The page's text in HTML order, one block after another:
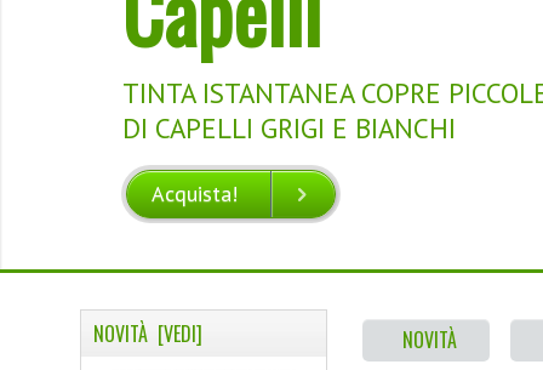
TINTA ISTANTANEA COPRE
DI CAPELLI GRIGI E BIANCHI
Acquista! VEDI
APPREZZATO PER LE SUE
NUTRITIVE, COSMETICHE E
MEDICAMENTOSE
Acquista! VEDI
NOVITÀ
NOVITÀ [VEDI]